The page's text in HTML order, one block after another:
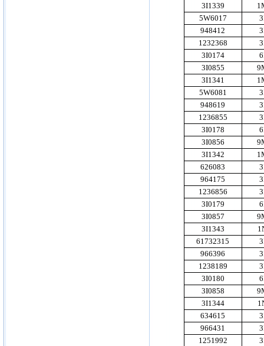
3I1339
5W6017
948412
1232368
3I0174
3I0855
3I1341
5W6081
948619
1236855
3I0178
3I0856
3I1342
626083
964175
1236856
3I0179
3I0857
3I1343
61732315
966396
1238189
3I0180
3I0858
3I1344
634615
966431
1251992